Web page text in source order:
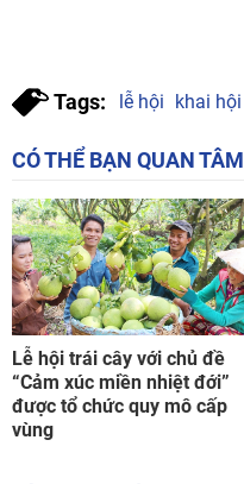
Tags: lễ hội khai hội
CÓ THỂ BẠN QUAN TÂM
Lễ hội trái cây với chủ đề
“Cảm xúc miền nhiệt đới”
được tổ chức quy mô cấp
vùng